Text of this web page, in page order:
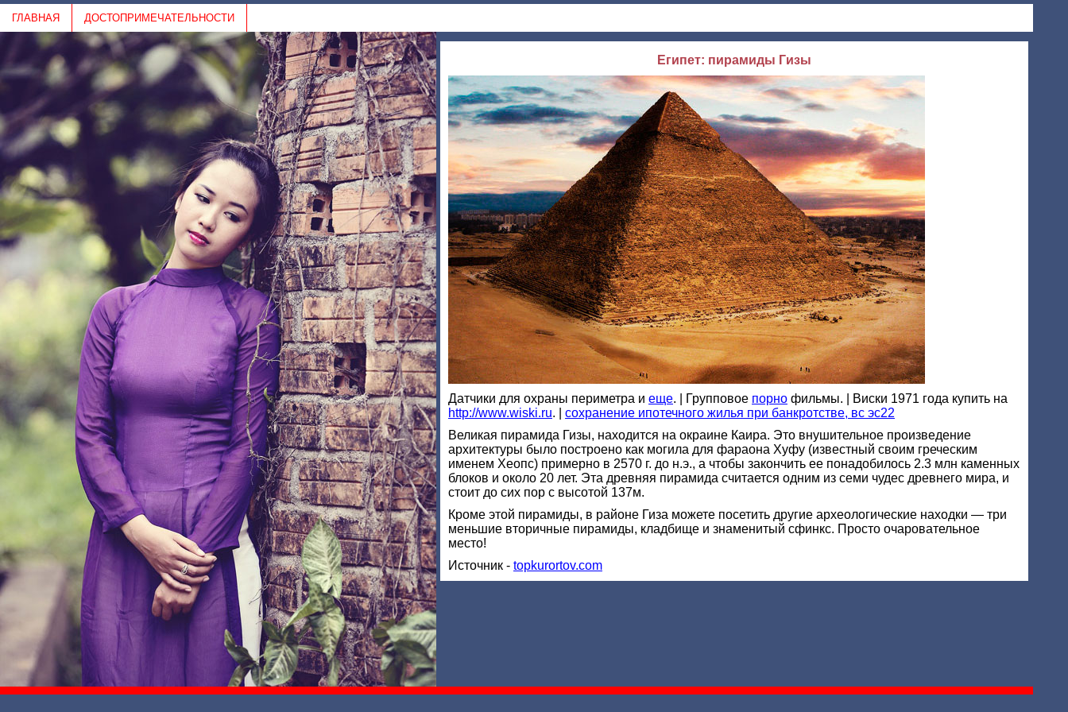
ГЛАВНАЯ ДОСТОПРИМЕЧАТЕЛЬНОСТИ
Египет: пирамиды Гизы
Датчики для охраны периметра и еще. | Групповое порно фильмы. | Виски 1971 года купить на
http://www.wiski.ru. | сохранение ипотечного жилья при банкротстве, вс эс22
Великая пирамида Гизы, находится на окраине Каира. Это внушительное произведение
архитектуры было построено как могила для фараона Хуфу (известный своим греческим
именем Хеопс) примерно в 2570 г. до н.э., а чтобы закончить ее понадобилось 2.3 млн каменных
блоков и около 20 лет. Эта древняя пирамида считается одним из семи чудес древнего мира, и
стоит до сих пор с высотой 137м.
Кроме этой пирамиды, в районе Гиза можете посетить другие археологические находки — три
меньшие вторичные пирамиды, кладбище и знаменитый сфинкс. Просто очаровательное
место!
Источник - topkurortov.com